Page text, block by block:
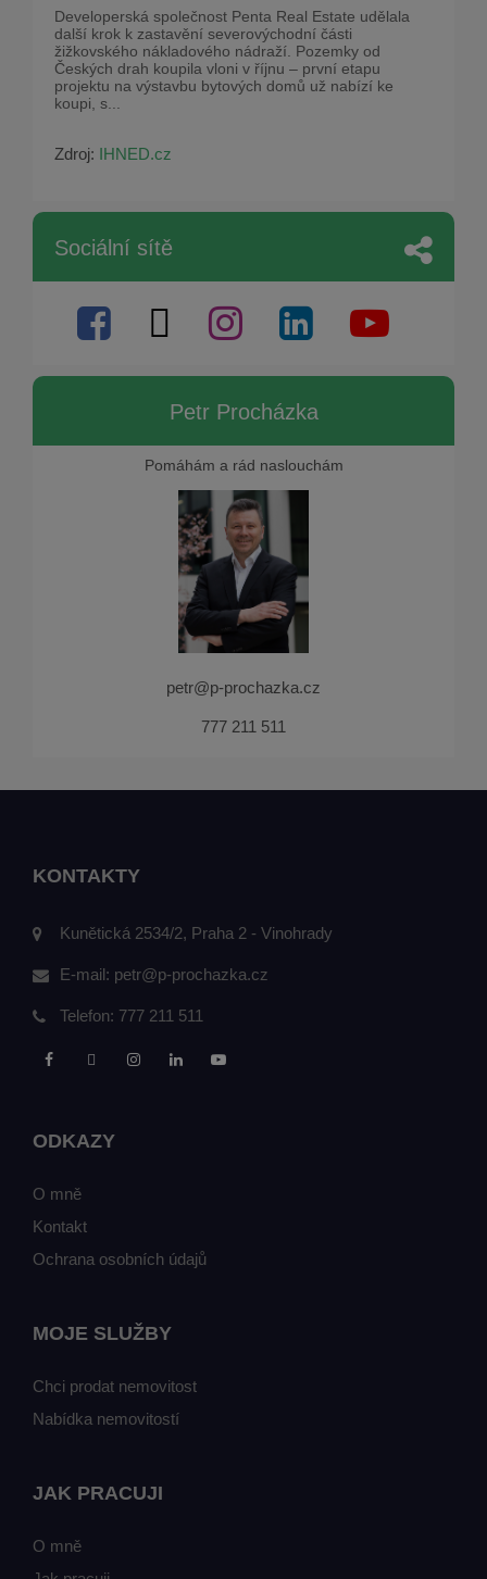
Developerská společnost Penta Real Estate udělala
další krok k zastavění severovýchodní části
žižkovského nákladového nádraží. Pozemky od
Českých drah koupila vloni v říjnu – první etapu
projektu na výstavbu bytových domů už nabízí ke
koupi, s...
Zdroj: IHNED.cz
Sociální sítě
Petr Procházka
Pomáhám a rád naslouchám
petr@p-prochazka.cz
777 211 511
KONTAKTY
Kunětická 2534/2, Praha 2 - Vinohrady
E-mail: petr@p-prochazka.cz
Telefon: 777 211 511
ODKAZY
O mně
Kontakt
Ochrana osobních údajů
MOJE SLUŽBY
Chci prodat nemovitost
Nabídka nemovitostí
JAK PRACUJI
O mně